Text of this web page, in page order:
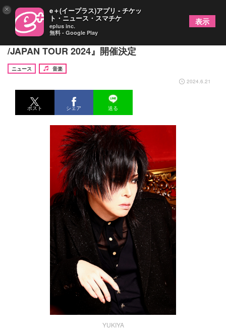
藤田幸也、cuneメンバーらとツアー『Kreis
/JAPAN TOUR 2024』開催決定
ニュース
音楽
2024.6.21
ポスト シェア 送る
YUKIYA
× e＋(イープラス)アプリ - チケッ
ト・ニュース・スマチケ
eplus inc.
無料 - Google Play
表示